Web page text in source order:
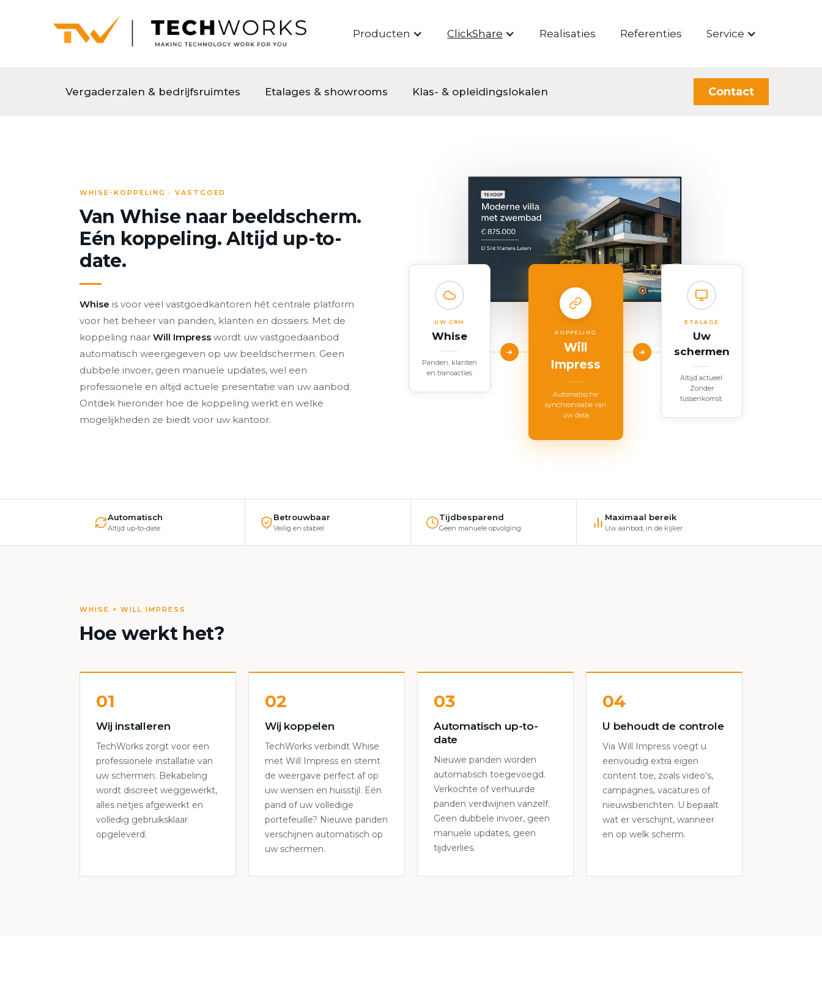
Producten ClickShare Realisaties Referenties Service
Vergaderzalen & bedrijfsruimtes Etalages & showrooms Klas- & opleidingslokalen Contact
WHISE-KOPPELING · VASTGOED
Van Whise naar beeldscherm.
Eén koppeling. Altijd up-to-
date.
Whise is voor veel vastgoedkantoren hét centrale platform
voor het beheer van panden, klanten en dossiers. Met de
koppeling naar Will Impress wordt uw vastgoedaanbod
automatisch weergegeven op uw beeldschermen. Geen
dubbele invoer, geen manuele updates, wel een
professionele en altijd actuele presentatie van uw aanbod.
Ontdek hieronder hoe de koppeling werkt en welke
mogelijkheden ze biedt voor uw kantoor.
UW CRM
Whise
Panden, klanten
en transacties
KOPPELING
Will
Impress
Automatische
synchronisatie van
uw data
ETALAGE
Uw
schermen
Altijd actueel.
Zonder
tussenkomst.
Automatisch
Altijd up-to-date
Betrouwbaar
Veilig en stabiel
Tijdbesparend
Geen manuele opvolging
Maximaal bereik
Uw aanbod, in de kijker
WHISE × WILL IMPRESS
Hoe werkt het?
01
Wij installeren
TechWorks zorgt voor een
professionele installatie van
uw schermen. Bekabeling
wordt discreet weggewerkt,
alles netjes afgewerkt en
volledig gebruiksklaar
opgeleverd.
02
Wij koppelen
TechWorks verbindt Whise
met Will Impress en stemt
de weergave perfect af op
uw wensen en huisstijl. Eén
pand of uw volledige
portefeuille? Nieuwe panden
verschijnen automatisch op
uw schermen.
03
Automatisch up-to-
date
Nieuwe panden worden
automatisch toegevoegd.
Verkochte of verhuurde
panden verdwijnen vanzelf.
Geen dubbele invoer, geen
manuele updates, geen
tijdverlies.
04
U behoudt de controle
Via Will Impress voegt u
eenvoudig extra eigen
content toe, zoals video's,
campagnes, vacatures of
nieuwsberichten. U bepaalt
wat er verschijnt, wanneer
en op welk scherm.